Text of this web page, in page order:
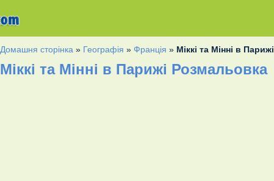
Домашня сторінка » Географія »Франція » Міккі та Мінні в Парижі
Міккі та Мінні в Парижі Розмальовка